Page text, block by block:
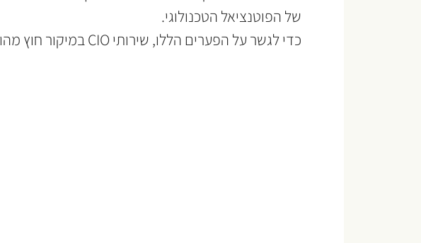
של הפוטנציאל הטכנולוגי.
כדי לגשר על הפערים הללו, שירותי CIO במיקור חוץ מהווים פתרון יעיל ומותאם.